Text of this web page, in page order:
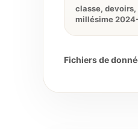
classe, devoirs,
millésime
Fichiers de